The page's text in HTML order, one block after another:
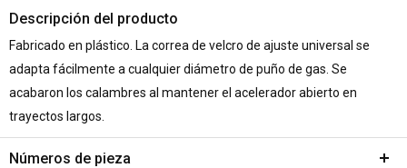
Descripción del producto
Fabricado en plástico. La correa de velcro de ajuste universal se
adapta fácilmente a cualquier diámetro de puño de gas. Se
acabaron los calambres al mantener el acelerador abierto en
trayectos largos.
Números de pieza